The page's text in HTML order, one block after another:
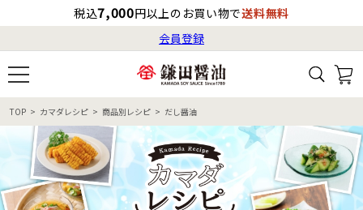
税込7,000円以上のお買い物で送料無料
会員登録
ログイン
会員登録
すべての商品一覧
商品カテゴリ
すべてから検索
カタログ番号・記号検索
レシピ検索
TOP カマダレシピ 商品別レシピ だし醤油
最短お届け日（国内）の目安
8月6日 （木） 13:00
へのお届け予定日は
8月7日（金）です。